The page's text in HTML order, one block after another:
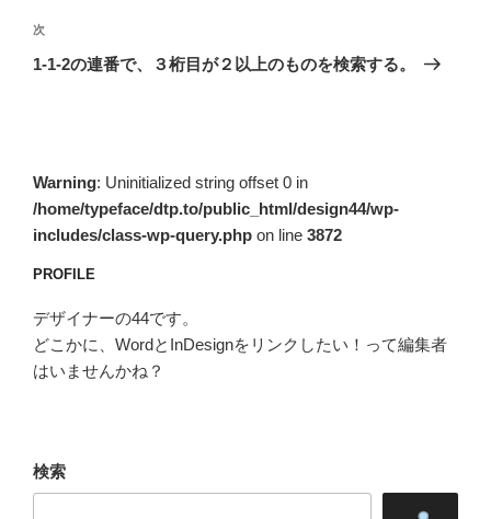
ゲ
ー
次
の
次
1-1-2の連番で、３桁目が２以上のものを検索する。
Warning: Uninitialized string offset 0 in
/home/typeface/dtp.to/public_html/design44/wp-
includes/class-wp-query.php on line 3872
PROFILE
デザイナーの44です。
どこかに、WordとInDesignをリンクしたい！って編集者
はいませんかね？
検索